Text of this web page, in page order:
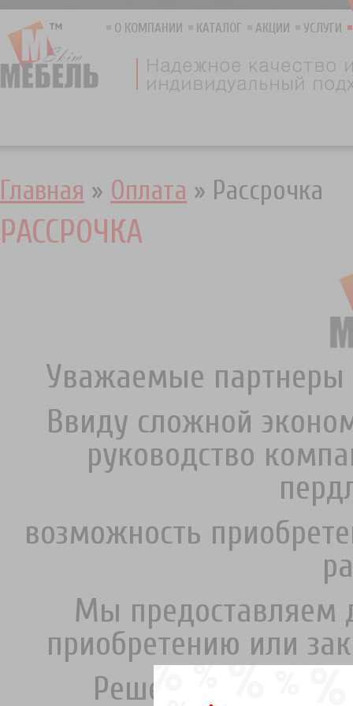
О КОМПАНИИ КАТАЛОГ АКЦИИ УСЛУГИ
Главная » Оплата » Рассрочка
РАССРОЧКА
Уважаемые
Ввиду сложной
руководство
возможность
Мы предоставляем
приобретению или
Решение